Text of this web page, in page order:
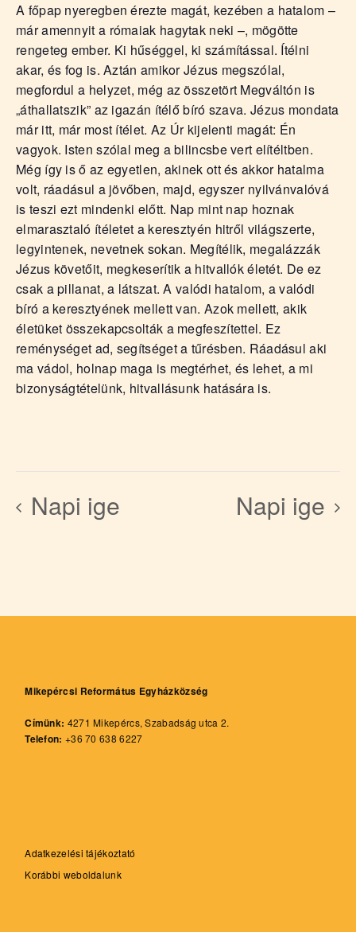
A főpap nyeregben érezte magát, kezében a hatalom –
már amennyit a rómaiak hagytak neki –, mögötte
rengeteg ember. Ki hűséggel, ki számítással. Ítélni
akar, és fog is. Aztán amikor Jézus megszólal,
megfordul a helyzet, még az összetört Megváltón is
„áthallatszik” az igazán ítélő bíró szava. Jézus mondata
már itt, már most ítélet. Az Úr kijelenti magát: Én
vagyok. Isten szólal meg a bilincsbe vert elítéltben.
Még így is ő az egyetlen, akinek ott és akkor hatalma
volt, ráadásul a jövőben, majd, egyszer nyilvánvalóvá
is teszi ezt mindenki előtt. Nap mint nap hoznak
elmarasztaló ítéletet a keresztyén hitről világszerte,
legyintenek, nevetnek sokan. Megítélik, megalázzák
Jézus követőit, megkeserítik a hitvallók életét. De ez
csak a pillanat, a látszat. A valódi hatalom, a valódi
bíró a keresztyének mellett van. Azok mellett, akik
életüket összekapcsolták a megfeszítettel. Ez
reménységet ad, segítséget a tűrésben. Ráadásul aki
ma vádol, holnap maga is megtérhet, és lehet, a mi
bizonyságtételünk, hitvallásunk hatására is.
Napi ige Napi ige
Mikepércsi Református Egyházközség
Címünk: 4271 Mikepércs, Szabadság utca 2.
Telefon: +36 70 638 6227
Adatkezelési tájékoztató
Korábbi weboldalunk